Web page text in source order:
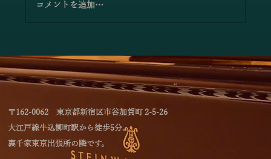
ル Deux piano －対話と共鳴―」のお知
らせ
コメントを追加…
〒162-0062 東京都新宿区市谷加賀町 2-5-26
大江戸線牛込柳町駅から徒歩5分。
裏千家東京出張所の隣です。